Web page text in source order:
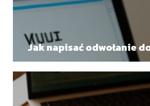
Jak napisać odwołanie